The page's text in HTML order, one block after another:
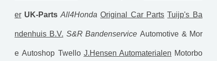
er UK-Parts All4Honda Original Car Parts Tuijp's Ba
ndenhuis B.V. S&R Bandenservice Automotive & Mor
e Autoshop Twello J.Hensen Automaterialen Motorbo